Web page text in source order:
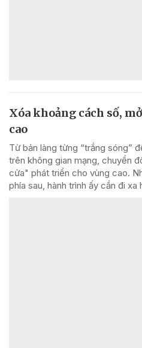
Xóa khoảng cách số,
cao
Từ bản làng từng “trắng sóng”
trên không gian mạng, chuyển
cửa" phát triển cho vùng cao.
phía sau, hành trình ấy cần đi xa